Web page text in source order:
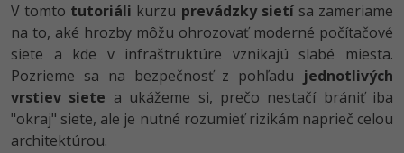
Python -80%
JavaScript -80%
PHP -80%
WordPress
SEO -30%
UX
V tomto tutoriáli kurzu prevádzky sietísa zameriame
na to, aké hrozby môžu ohrozovať moderné počítačové
siete a kde v infraštruktúre vznikajú slabé miesta.
Pozrieme sa na bezpečnosť z pohľadu jednotlivých
vrstiev siete a ukážeme si, prečo nestačí brániť iba
"okraj" siete, ale je nutné rozumieť rizikám naprieč celou
architektúrou.